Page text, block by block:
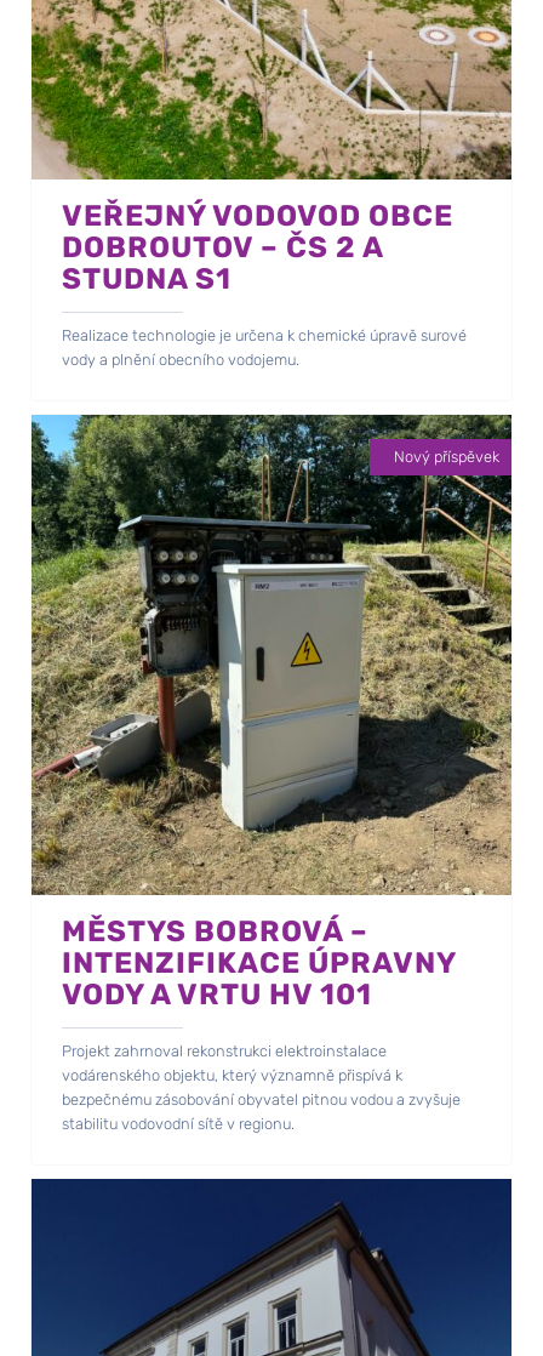
VEŘEJNÝ VODOVOD OBCE
DOBROUTOV – ČS 2 A
STUDNA S1
Realizace technologie je určena k chemické úpravě surové
vody a plnění obecního vodojemu.
Nový příspěvek
MĚSTYS BOBROVÁ –
INTENZIFIKACE ÚPRAVNY
VODY A VRTU HV 101
Projekt zahrnoval rekonstrukci elektroinstalace
vodárenského objektu, který významně přispívá k
bezpečnému zásobování obyvatel pitnou vodou a zvyšuje
stabilitu vodovodní sítě v regionu.